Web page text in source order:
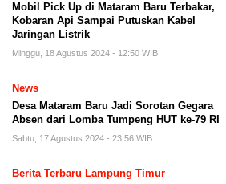
Mobil Pick Up di Mataram Baru Terbakar,
Kobaran Api Sampai Putuskan Kabel
Jaringan Listrik
Minggu, 18 Agustus 2024 - 12:50 WIB
News
Desa Mataram Baru Jadi Sorotan Gegara
Absen dari Lomba Tumpeng HUT ke-79 RI
Sabtu, 17 Agustus 2024 - 23:56 WIB
Berita Terbaru Lampung Timur